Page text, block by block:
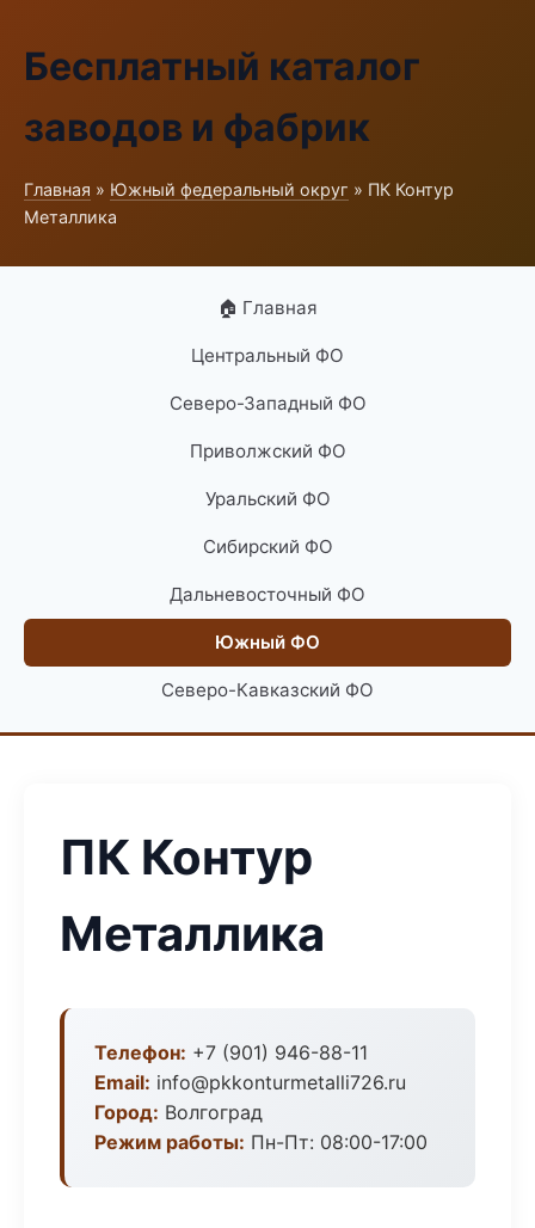
Бесплатный каталог
заводов и фабрик
Главная » Южный федеральный округ » ПК Контур
Металлика
🏠 Главная
Центральный ФО
Северо-Западный ФО
Приволжский ФО
Уральский ФО
Сибирский ФО
Дальневосточный ФО
Южный ФО
Северо-Кавказский ФО
ПК Контур
Металлика
Телефон: +7 (901) 946-88-11
Email: info@pkkonturmetalli726.ru
Город: Волгоград
Режим работы: Пн-Пт: 08:00-17:00